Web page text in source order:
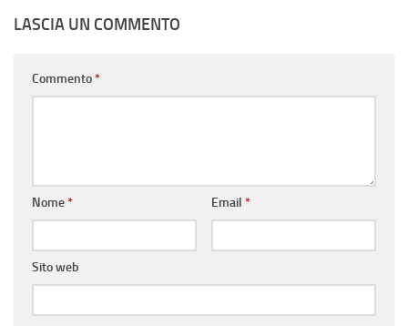
LASCIA UN COMMENTO
Commento*
Nome* Email *
Sito web